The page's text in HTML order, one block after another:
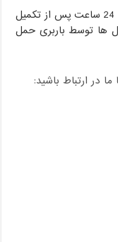
سفارش شما در سریع ترین زمان ممکن و تا 24 ساعت پس از تکمیل
ها توسط باربری حمل
در ارتباط باشید: